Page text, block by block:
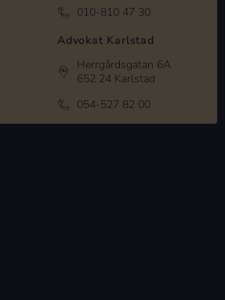
010-810 47 30
Advokat Karlstad
Herrgårdsgatan 6A
652 24 Karlstad
054-527 82 00